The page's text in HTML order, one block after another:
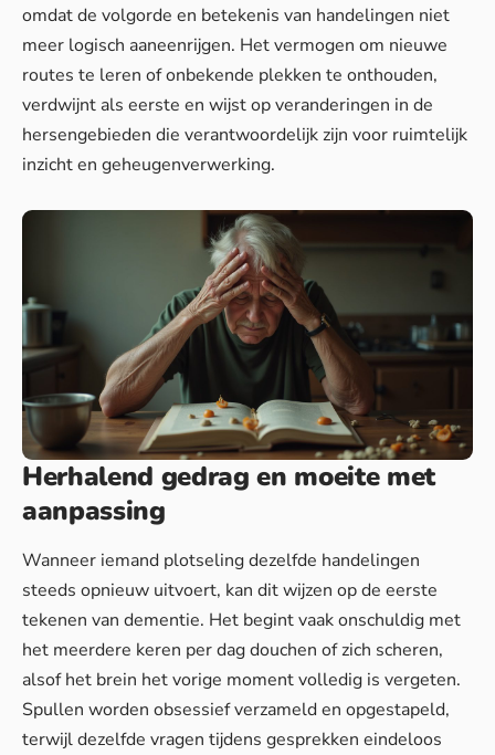
omdat de volgorde en betekenis van handelingen niet
meer logisch aaneenrijgen. Het vermogen om nieuwe
routes te leren of onbekende plekken te onthouden,
verdwijnt als eerste en wijst op veranderingen in de
hersengebieden die verantwoordelijk zijn voor ruimtelijk
inzicht en geheugenverwerking.
Herhalend gedrag en moeite met
aanpassing
Wanneer iemand plotseling dezelfde handelingen
steeds opnieuw uitvoert, kan dit wijzen op de eerste
tekenen van dementie. Het begint vaak onschuldig met
het meerdere keren per dag douchen of zich scheren,
alsof het brein het vorige moment volledig is vergeten.
Spullen worden obsessief verzameld en opgestapeld,
terwijl dezelfde vragen tijdens gesprekken eindeloos